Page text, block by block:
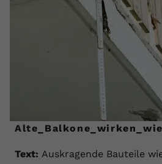
Text: Auskragende Bauteile